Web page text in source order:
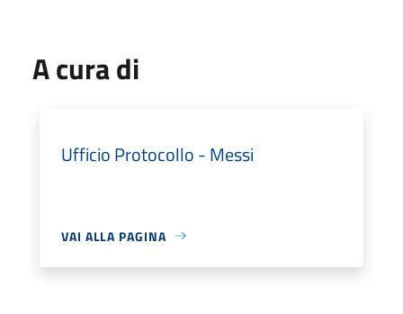
A cura di
Ufficio Protocollo - Messi
VAI ALLA PAGINA